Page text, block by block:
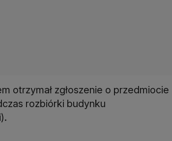
otrzymał zgłoszenie o przedmiocie
rozbiórki budynku